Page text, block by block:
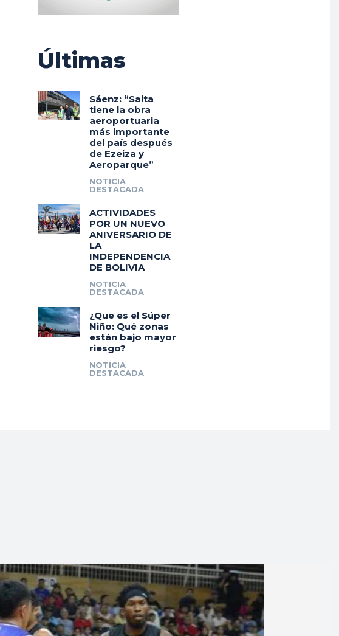
Últimas
Sáenz: “Salta
tiene la obra
aeroportuaria
más importante
del país después
de Ezeiza y
Aeroparque”
NOTICIA
DESTACADA
ACTIVIDADES
POR UN NUEVO
ANIVERSARIO DE
LA
INDEPENDENCIA
DE BOLIVIA
NOTICIA
DESTACADA
¿Que es el Súper
Niño: Qué zonas
están bajo mayor
riesgo?
NOTICIA
DESTACADA